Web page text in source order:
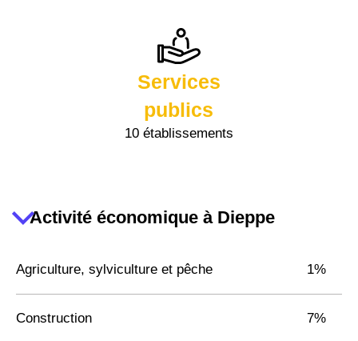
Services
publics
10 établissements
Activité économique à Dieppe
Agriculture, sylviculture et pêche 1%
Construction 7%